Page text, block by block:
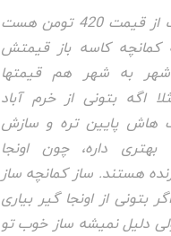
“کمانچه خوب از قیمت 420 تومن هست
کمانچه کاسه باز قیمتش
شهر به شهر هم قیمتها
اگه بتونی از خرم آباد
هاش پایین تره و سازش
داره، چون اونجا
هستند. ساز کمانچه ساز
بتونی از اونجا گیر بیاری
دلیل نمیشه ساز خوب تو